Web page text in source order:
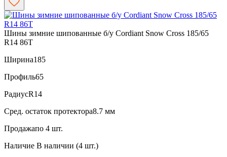
Шины зимние шипованные б/у Cordiant Snow Cross 185/65
R14 86T
Ширина185
Профиль65
РадиусR14
Сред. остаток протектора8.7 мм
Продажапо 4 шт.
Наличие В наличии (4 шт.)